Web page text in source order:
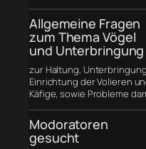
Allgemeine Fragen
zum Thema Vögel
und Unterbringung
zur Haltung,
Einrichtung der Volieren
Käfige, sowie Probleme
Modoratoren
gesucht